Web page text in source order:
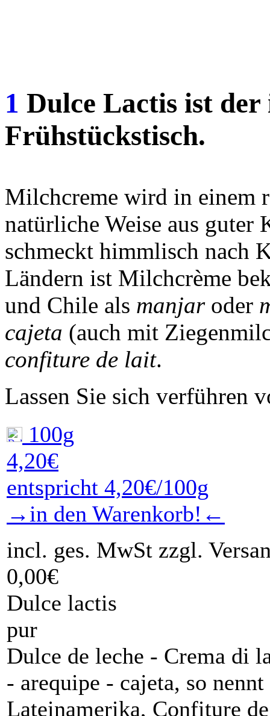
1 Dulce Lactis ist
Frühstückstisch.
Milchcreme wird in einem
natürliche Weise aus guter
schmeckt himmlisch nach
Ländern ist Milchcrème
und Chile als manjaroder
cajeta (auch mit
confiture de lait.
Lassen Sie sich verführen
100g
4,20€
entspricht 4,20€/100g
→in den Warenkorb!←
incl. ges. MwSt zzgl.
0,00€
Dulce lactis
pur
Dulce de leche - Crema di
- arequipe - cajeta, so
Lateinamerika, Confiture